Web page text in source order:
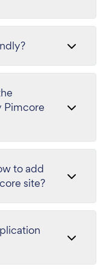
Pimcore
to add
site?